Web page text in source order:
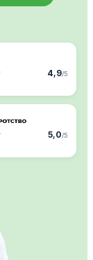
4,9/5
5,0/5